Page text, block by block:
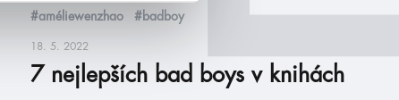
#améliewenzhao #badboy
18. 5. 2022
7 nejlepších bad boys v knihách